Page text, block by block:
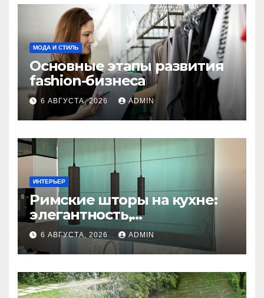
МОДА И СТИЛЬ
Основные этапы развития
fashion-бизнеса
6 АВГУСТА, 2026 ADMIN
ИНТЕРЬЕР
Римские шторы на кухне:
элегантность,
практичность и стиль
6 АВГУСТА, 2026 ADMIN